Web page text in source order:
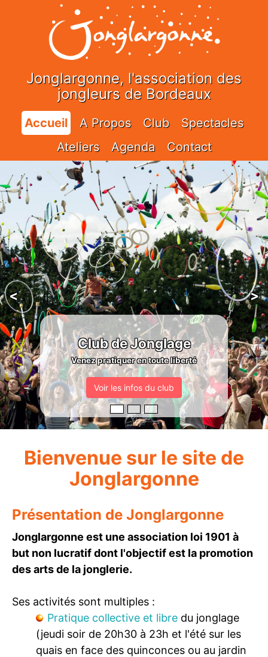
Jonglargonne, l'association des
jongleurs de Bordeaux
Accueil A Propos Club
Spectacles
Ateliers
Agenda Contact
Club de Jonglage
Venez pratiquer en toute liberté
Voir les infos du club
< >
Bienvenue sur le site de
Jonglargonne
Présentation de Jonglargonne
Jonglargonne est une association loi 1901 à
but non lucratif dont l'objectif est la promotion
des arts de la jonglerie.
Ses activités sont multiples :
Pratique collective et libre du jonglage
(jeudi soir de 20h30 à 23h et l'été sur les
quais en face des quinconces ou au jardin